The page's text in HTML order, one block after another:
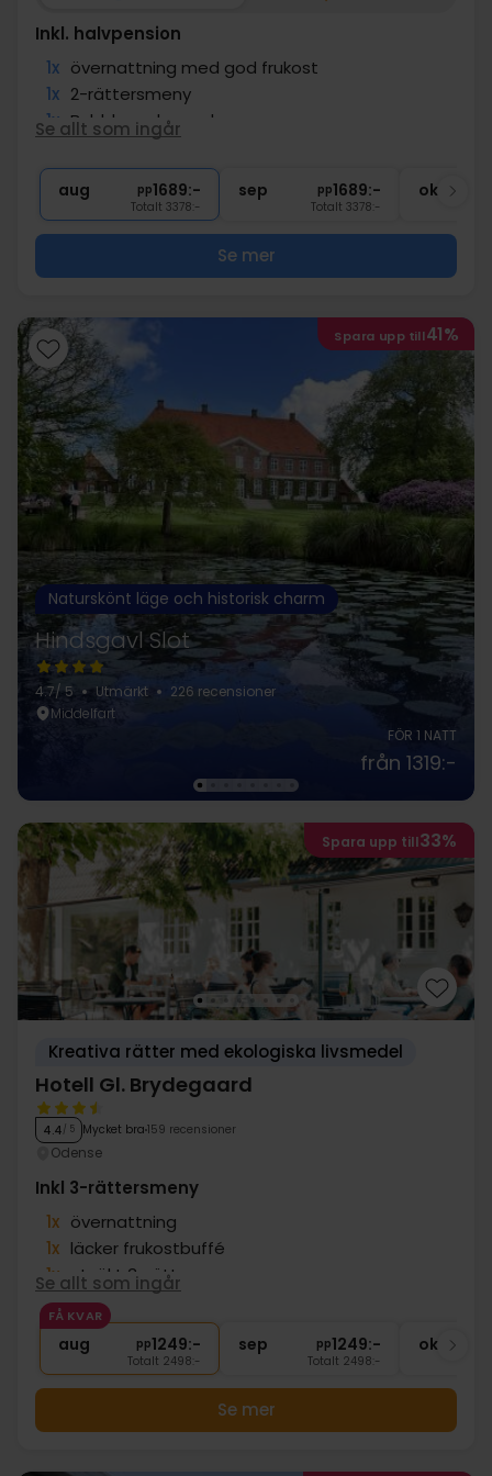
Inkl. halvpension
1x övernattning med god frukost
1x 2-rättersmeny
1x Bubblor och snacks
kaffe att ta med
∞ Gratis cykellån
Se allt som ingår
aug pp1689:-
Totalt 3378:-
sep pp1689:-
Totalt 3378:-
okt
Se mer
Spara upp till41%
Naturskönt läge och historisk charm
Hindsgavl Slot
4.7/ 5 Utmärkt
226 recensioner
Middelfart
FÖR 1 NATT
från 1319:-
Spara upp till33%
Kreativa rätter med ekologiska livsmedel
Hotell Gl. Brydegaard
4.4/ 5 Mycket bra 159 recensioner
Odense
Inkl 3-rättersmeny
1x övernattning
1x läcker frukostbuffé
1x utsökt 3-rättersmeny
1x kaffe/te och hembakad kaka
∞ Gratis Wi-Fi
Se allt som ingår
FÅ KVAR
aug pp1249:-
Totalt 2498:-
sep pp1249:-
Totalt 2498:-
okt
Se mer